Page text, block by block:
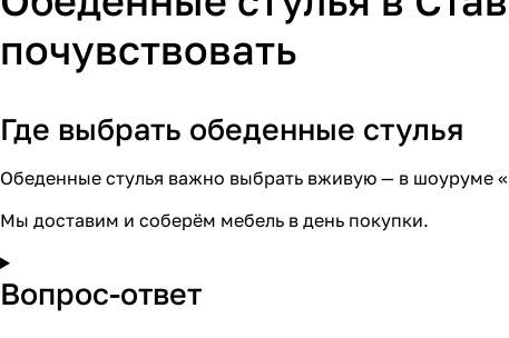
почувствовать
Где выбрать обеденные стулья
Обеденные стулья важно выбрать вживую — в шоуруме
Мы доставим и соберём мебель в день покупки.
Вопрос-ответ